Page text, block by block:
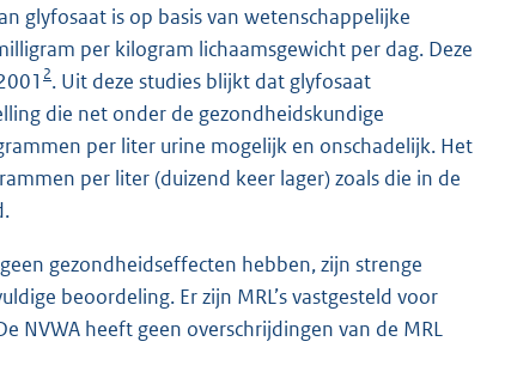
glyfosaat is op basis van wetenschappelijke
per kilogram lichaamsgewicht per dag. Deze
2. Uit deze studies blijkt dat glyfosaat
die net onder de gezondheidskundige
per liter urine mogelijk en onschadelijk. Het
per liter (duizend keer lager) zoals die in de
gezondheidseffecten hebben, zijn strenge
beoordeling. Er zijn MRL’s vastgesteld voor
NVWA heeft geen overschrijdingen van de MRL